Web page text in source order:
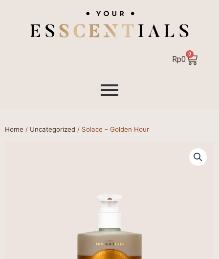
Rp0
0
Cart
Home / Uncategorized / Solace – Golden Hour